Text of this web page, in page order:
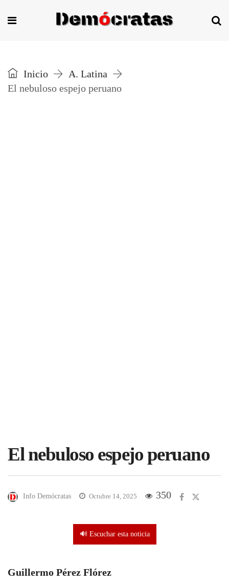
Inicio
A. Latina
El nebuloso espejo peruano
El nebuloso espejo peruano
Info Demócratas Octubre 14, 2025 350
🔊 Escuchar esta noticia
Guillermo Pérez Flórez